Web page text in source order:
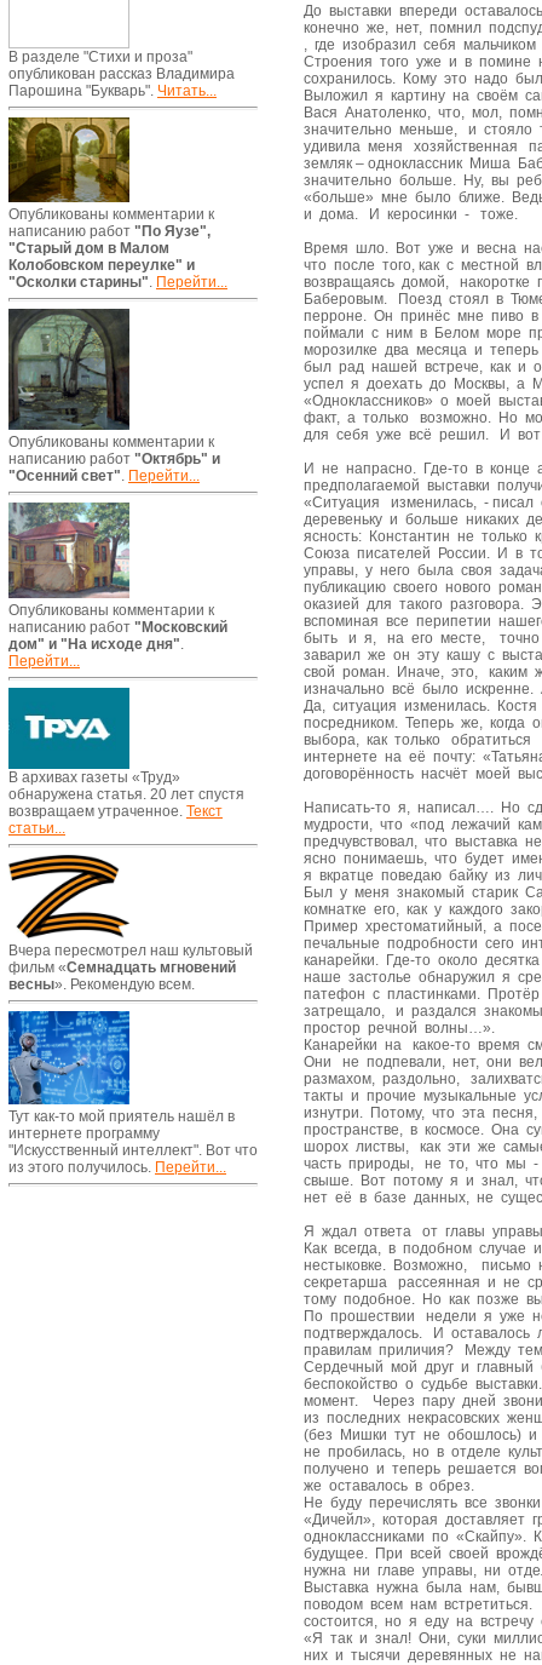
В разделе "Стихи и проза"
опубликован рассказ Владимира
Парошина "Букварь". Читать...
Опубликованы комментарии к
написанию работ "По Яузе",
"Старый дом в Малом
Колобовском переулке" и
"Осколки старины". Перейти...
Опубликованы комментарии к
написанию работ "Октябрь" и
"Осенний свет". Перейти...
Опубликованы комментарии к
написанию работ "Московский
дом" и "На исходе дня".
Перейти...
В архивах газеты «Труд»
обнаружена статья. 20 лет спустя
возвращаем утраченное. Текст
статьи...
Вчера пересмотрел наш культовый
фильм «Семнадцать мгновений
весны». Рекомендую всем.
Тут как-то мой приятель нашёл в
интернете программу
"Искусственный интеллект". Вот что
из этого получилось. Перейти...
До выставки впереди
конечно же, нет, помнил
, где изобразил себя
Строения того уже и в помине
сохранилось. Кому это надо
Выложил я картину на своём
Вася Анатоленко, что, мол,
значительно меньше, и стояло
удивила меня хозяйственная
земляк – одноклассник Миша
значительно больше. Ну, вы
«больше» мне было ближе.
и дома. И керосинки - тоже.
Время шло. Вот уже и весна
что после того, как с местной
возвращаясь домой,
Баберовым. Поезд стоял в
перроне. Он принёс мне пиво
поймали с ним в Белом море
морозилке два месяца и
был рад нашей встрече, как и
успел я доехать до Москвы, а
«Одноклассников» о моей
факт, а только возможно. Но
для себя уже всё решил. И
И не напрасно. Где-то в
предполагаемой выставки
«Ситуация изменилась, -
деревеньку и больше никаких
ясность: Константин не
Союза писателей России. И в
управы, у него была своя
публикацию своего нового
оказией для такого
вспоминая все перипетии
быть и я, на его месте, точно
заварил же он эту кашу с
свой роман. Иначе, это, каким
изначально всё было
Да, ситуация изменилась.
посредником. Теперь же, когда
выбора, как только
интернете на её почту:
договорённость насчёт моей
Написать-то я, написал…. Но
мудрости, что «под лежачий
предчувствовал, что выставка
ясно понимаешь, что будет
я вкратце поведаю байку из
Был у меня знакомый старик
комнатке его, как у каждого
Пример хрестоматийный, а
печальные подробности сего
канарейки. Где-то около
наше застолье обнаружил я
патефон с пластинками.
затрещало, и раздался
простор речной волны…».
Канарейки на какое-то время
Они не подпевали, нет, они
размахом, раздольно,
такты и прочие музыкальные
изнутри. Потому, что эта
пространстве, в космосе. Она
шорох листвы, как эти же
часть природы, не то, что мы
свыше. Вот потому я и знал,
нет её в базе данных, не
Я ждал ответа от главы
Как всегда, в подобном
нестыковке. Возможно,
секретарша рассеянная и не
тому подобное. Но как позже
По прошествии недели я уже
подтверждалось. И
правилам приличия? Между
Сердечный мой друг и главный
беспокойство о судьбе
момент. Через пару дней
из последних некрасовских
(без Мишки тут не обошлось)
не пробилась, но в отделе
получено и теперь решается
же оставалось в обрез.
Не буду перечислять все
«Дичейл», которая доставляет
одноклассниками по «Скайпу».
будущее. При всей своей
нужна ни главе управы, ни
Выставка нужна была нам,
поводом всем нам
состоится, но я еду на
«Я так и знал! Они, суки
них и тысячи деревянных не